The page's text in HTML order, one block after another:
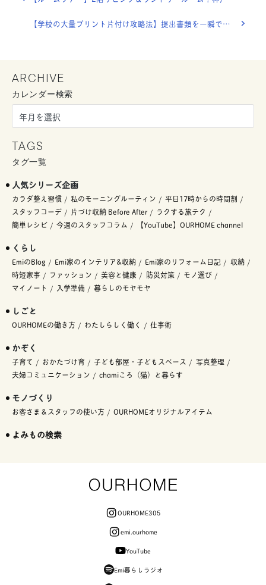
【学校の大量プリント片付け攻略法】提出書類を一瞬で書き終えるコツ！
ARCHIVE
カレンダー検索
TAGS
タグ一覧
人気シリーズ企画
カラダ整え習慣 私のモーニングルーティン
平日17時からの時間割
スタッフコーデ
片づけ収納 Before After
ラクする旅テク
簡単レシピ
今週のスタッフコラム 【YouTube】OURHOME channel
くらし
EmiのBlog Emi家のインテリア&収納 Emi家のリフォーム日記
収納
時短家事
ファッション 美容と健康 防災対策
モノ選び
マイノート
入学準備 暮らしのモヤモヤ
しごと
OURHOMEの働き方 わたしらしく働く 仕事術
かぞく
子育て おかたづけ育 子ども部屋・子どもスペース
写真整理
夫婦コミュニケーション
chamiころ（猫）と暮らす
モノづくり
お客さま＆スタッフの使い方 OURHOMEオリジナルアイテム
よみもの検索
OURHOME305
emi.ourhome
YouTube
Emi暮らしラジオ